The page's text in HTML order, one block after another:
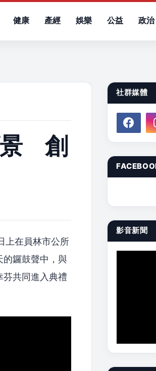
健康 產經 娛樂 公益 政治
景 創
上在員林市公所
的鑼鼓聲中，與
芬共同進入典禮
社群媒體
影音新聞